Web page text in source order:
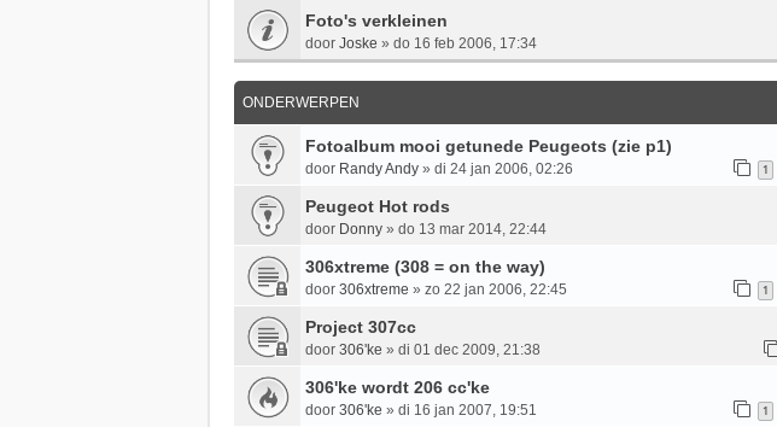
Foto's verkleinen
door Joske » do 16 feb 2006, 17:34
ONDERWERPEN
Fotoalbum mooi getunede Peugeots (zie p1)
door Randy Andy » di 24 jan 2006, 02:26 1
Peugeot Hot rods
door Donny » do 13 mar 2014, 22:44
306xtreme (308 = on the way)
door 306xtreme » zo 22 jan 2006, 22:45 1
Project 307cc
door 306'ke » di 01 dec 2009, 21:38
306'ke wordt 206 cc'ke
door 306'ke » di 16 jan 2007, 19:51 1